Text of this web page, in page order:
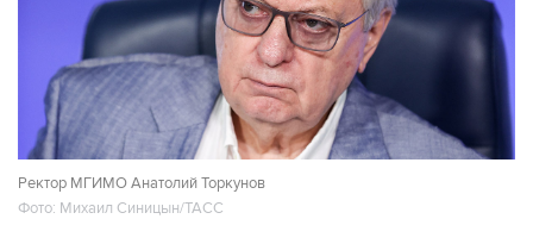
Ректор МГИМО Анатолий Торкунов
Фото: Михаил Синицын/ТАСС
Москва. 6 августа. INTERFAX.RU - Ректор